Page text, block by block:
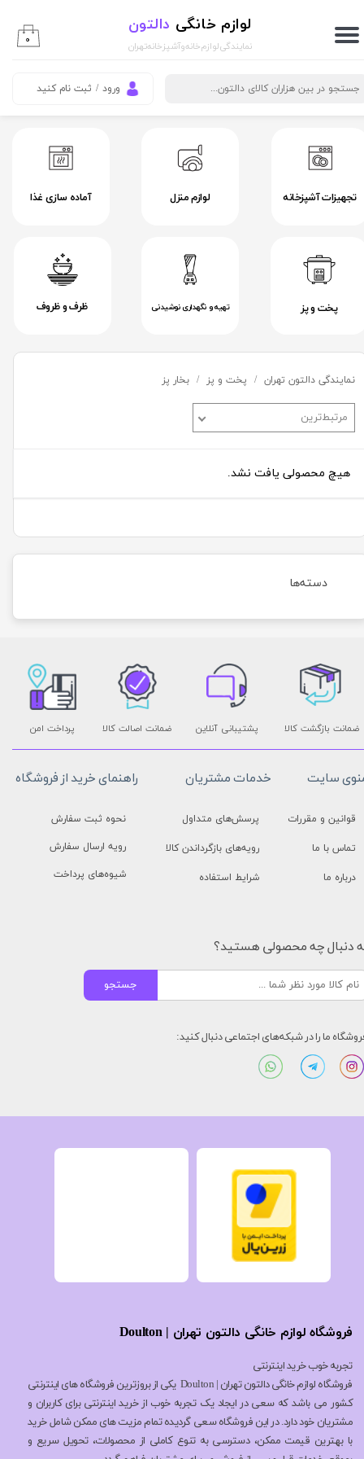
نمایندگی لوازم خانه و آشپزخانه تهران
لوازم خانگی دالتون
ورود / ثبت نام کنید
حساب کاربری من
خروج از حساب کاربری
۰
پخت و پز
تجهیزات آشپزخانه
تهیه و نگهداری نوشیدنی ظرف و ظروف
آماده سازی غذا لوازم منزل
دسته‌ها
نمایندگی دالتون تهران پخت و پز بخار پز
مرتبط‌ترین
هیچ محصولی یافت نشد.
فروشگاه لوازم خانگی دالتون تهران | Doulton
تجربه خوب خرید اینترنتی
فروشگاه لوازم خانگی دالتون تهران | Doulton یکی از بروزترین فروشگاه های اینترنتی
کشور می باشد که سعی در ایجاد یک تجربه خوب از خرید اینترنتی برای کاربران و
مشتریان خود دارد. در این فروشگاه سعی گردیده تمام مزیت های ممکن شامل خرید
با بهترین قیمت ممکن، دسترسی به تنوع کاملی از محصولات، تحویل سریع و
پشتیبانی آنلاین پرداخت امن ضمانت بازگشت کالا ضمانت اصالت کالا
راهنمای خرید از فروشگاه
نحوه ثبت سفارش
رویه ارسال سفارش
شیوه‌های پرداخت
خدمات مشتریان
پرسش‌های متداول
رویه‌های بازگرداندن کالا
شرایط استفاده
سایت
قوانین و مقررات
تماس با ما
درباره ما
دنبال چه محصولی هستید؟
جستجو
ما را در شبکه‌های اجتماعی دنبال کنید: